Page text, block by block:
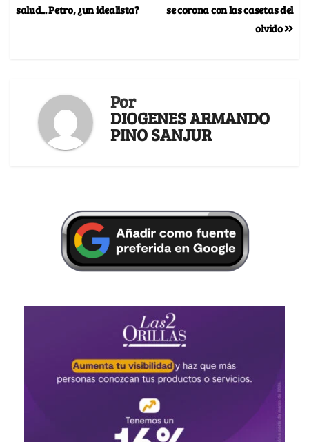
se corona con las casetas del
olvido
salud... Petro, ¿un idealista?
Por
DIOGENES ARMANDO
PINO SANJUR